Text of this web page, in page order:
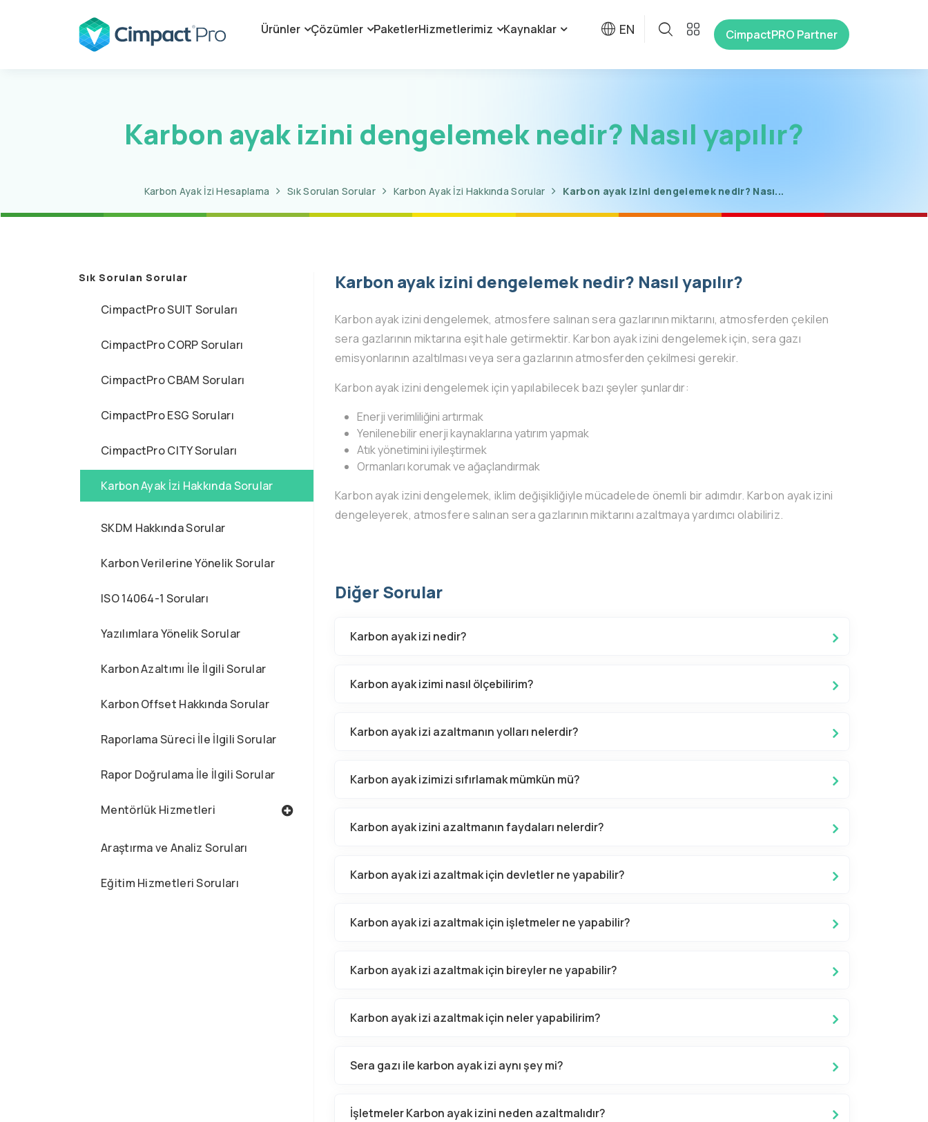
Ürünler Çözümler PaketlerHizmetlerimiz Kaynaklar EN CimpactPRO Partner
Karbon ayak izini dengelemek nedir? Nasıl yapılır?
Karbon Ayak İzi Hesaplama Sık Sorulan Sorular Karbon Ayak İzi Hakkında Sorular Karbon ayak izini dengelemek nedir? Nası...
Sık Sorulan Sorular
CimpactPro SUIT Soruları
CimpactPro CORP Soruları
CimpactPro CBAM Soruları
CimpactPro ESG Soruları
CimpactPro CITY Soruları
Karbon Ayak İzi Hakkında Sorular
SKDM Hakkında Sorular
Karbon Verilerine Yönelik Sorular
ISO 14064-1 Soruları
Yazılımlara Yönelik Sorular
Karbon Azaltımı İle İlgili Sorular
Karbon Offset Hakkında Sorular
Raporlama Süreci İle İlgili Sorular
Rapor Doğrulama İle İlgili Sorular
Mentörlük Hizmetleri
Araştırma ve Analiz Soruları
Eğitim Hizmetleri Soruları
Karbon ayak izini dengelemek nedir? Nasıl yapılır?
Karbon ayak izini dengelemek, atmosfere salınan sera gazlarının miktarını, atmosferden çekilen
sera gazlarının miktarına eşit hale getirmektir. Karbon ayak izini dengelemek için, sera gazı
emisyonlarının azaltılması veya sera gazlarının atmosferden çekilmesi gerekir.
Karbon ayak izini dengelemek için yapılabilecek bazı şeyler şunlardır:
Enerji verimliliğini artırmak
Yenilenebilir enerji kaynaklarına yatırım yapmak
Atık yönetimini iyileştirmek
Ormanları korumak ve ağaçlandırmak
Karbon ayak izini dengelemek, iklim değişikliğiyle mücadelede önemli bir adımdır. Karbon ayak izini
dengeleyerek, atmosfere salınan sera gazlarının miktarını azaltmaya yardımcı olabiliriz.
Diğer Sorular
Karbon ayak izi nedir?
Karbon ayak izimi nasıl ölçebilirim?
Karbon ayak izi azaltmanın yolları nelerdir?
Karbon ayak izimizi sıfırlamak mümkün mü?
Karbon ayak izini azaltmanın faydaları nelerdir?
Karbon ayak izi azaltmak için devletler ne yapabilir?
Karbon ayak izi azaltmak için işletmeler ne yapabilir?
Karbon ayak izi azaltmak için bireyler ne yapabilir?
Karbon ayak izi azaltmak için neler yapabilirim?
Sera gazı ile karbon ayak izi aynı şey mi?
İşletmeler Karbon ayak izini neden azaltmalıdır?